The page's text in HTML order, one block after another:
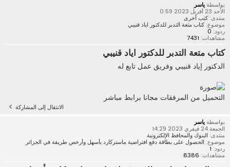
بواسطةياسر
الأحد 23 أفريل 2023 0:59
منتدى:كتب أخرى
موضوع:كتاب متعة التدبر للدكتور اياد قنيبي
ردود: 0
مشاهدات: 7431
كتاب متعة التدبر للدكتور اياد قنيبي
الدكتور إياد قنيبي وفريق عمل تابع له
التحميل من المرفقات مجانا برابط مباشر
الانتقال إلى المشاركة
بواسطةياسر
الجمعة 24 فيفري 2023 14:29
منتدى: البنوك والمحافظ الإلكترونية
موضوع: الحصول على بطاقة دفع افتراضية ماستركارد بأسهل وأرخص طريقة في الجزائر
ردود:
مشاهدات: 8386